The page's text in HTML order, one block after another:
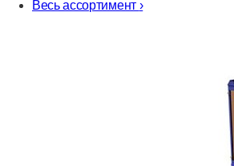
Весь ассортимент ›